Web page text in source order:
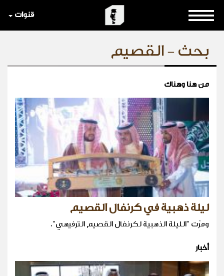
قنوات
بحث - القصيم
من هنا وهناك
ليلة ذهبية في كرنفال القصيم
ومرّت "الليلة الذهبية لكرنفال القصيم الترفيهي".
أخبار